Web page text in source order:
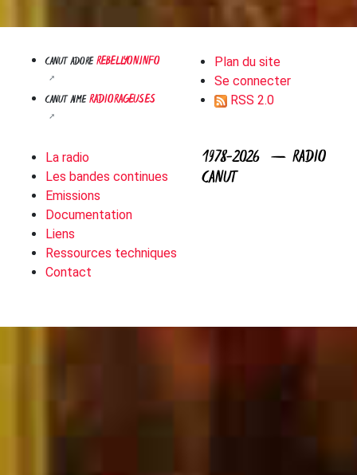
CANUT ADOREREBELLYON.INFO
CANUT AIMERADIORAGEUSES
Plan du site
Se connecter
RSS 2.0
La radio
Les bandes continues
Emissions
Documentation
Liens
Ressources techniques
Contact
1978-2026 — RADIO
CANUT